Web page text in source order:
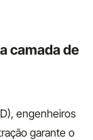
camada de
engenheiros
garante o